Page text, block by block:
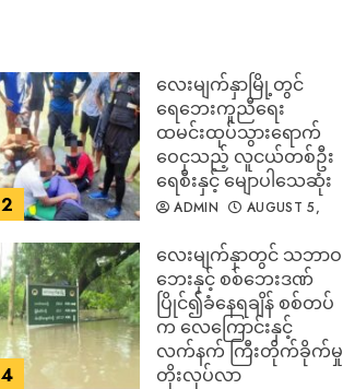
2
လေးမျက်နှာမြို့တွင်
ရေဘေးကူညီရေး
ထမင်းထုပ်သွားရောက်
ဝေငှသည့် လူငယ်တစ်ဦး
ရေစီးနှင့် မျောပါသေဆုံး
ADMIN
AUGUST 5,
4
‎လေးမျက်နှာတွင် သဘာဝ
ဘေးနှင့် စစ်ဘေးဒဏ်
ပြိုင်၍ခံနေရချိန် စစ်တပ်
က လေကြောင်းနှင့်
လက်နက် ကြီးတိုက်ခိုက်မှု
တိုးလုပ်လာ